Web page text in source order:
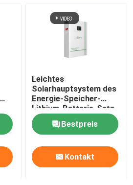
Leichtes
Solarhauptsystem des
Energie-Speicher-
Lithium-Batterie-Satz-
48 des Volt-Lifepo4
Bestpreis
Kontakt